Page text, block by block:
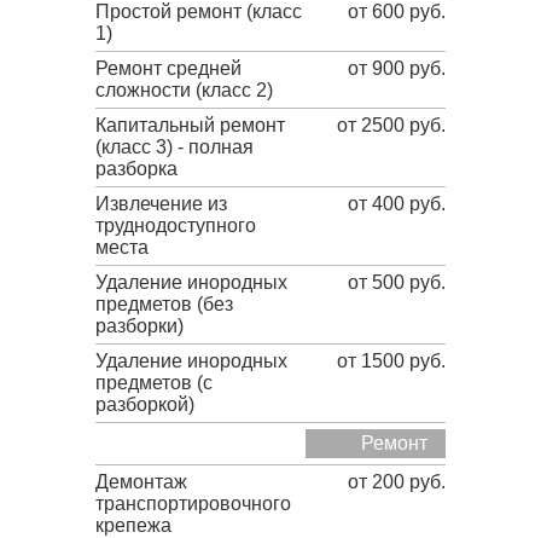
Простой ремонт (класс
1)
от 600 руб.
Ремонт средней
сложности (класс 2)
от 900 руб.
Капитальный ремонт
(класс 3) - полная
разборка
от 2500 руб.
Извлечение из
труднодоступного
места
от 400 руб.
Удаление инородных
предметов (без
разборки)
от 500 руб.
Удаление инородных
предметов (с
разборкой)
от 1500 руб.
Ремонт
Демонтаж
транспортировочного
крепежа
от 200 руб.